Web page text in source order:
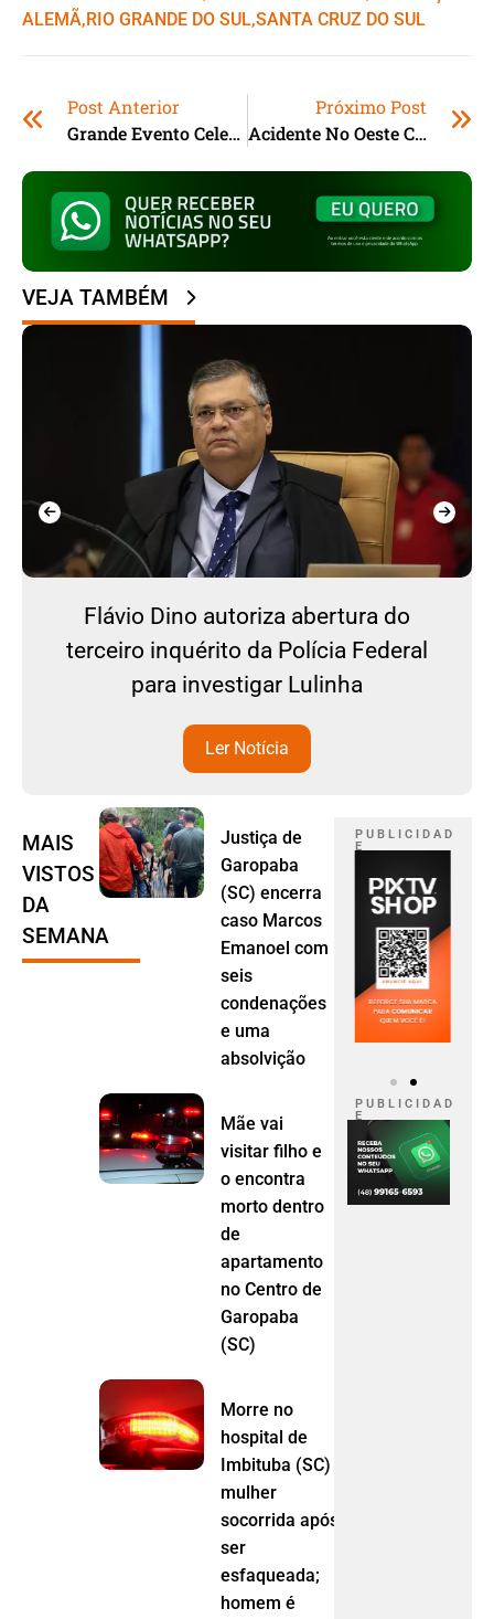
ALEMÃ,ㅤ RIO GRANDE DO SUL,ㅤSANTA CRUZ DO SUL
Post Anterior
Grande Evento Celebra Aniversário Da ONG Ser Humano Surf Em Garopaba (SC)
Próximo Post
Acidente No Oeste Catarinense Deixa 2 Mortos E 4 Feridos
VEJA TAMBÉM
Flávio Dino autoriza abertura do
terceiro inquérito da Polícia Federal
para investigar Lulinha
Ler Notícia
MAIS
VISTOS
DA
SEMANA
Justiça de
Garopaba
(SC) encerra
caso Marcos
Emanoel com
seis
condenações
e uma
absolvição
Mãe vai
visitar filho e
o encontra
morto dentro
de
apartamento
no Centro de
Garopaba
(SC)
Morre no
hospital de
Imbituba (SC)
mulher
socorrida após
ser
esfaqueada;
homem é
P U B L I C I D A D
E
P U B L I C I D A D
E